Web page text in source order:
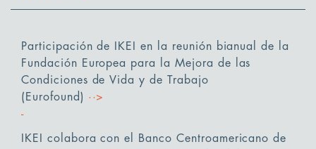
Participación de IKEI en la reunión bianual de la
Fundación Europea para la Mejora de las
Condiciones de Vida y de Trabajo
(Eurofound) ··>
IKEI colabora con el Banco Centroamericano de